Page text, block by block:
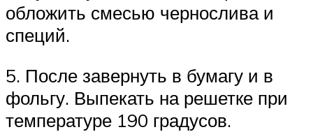
обложить смесью чернослива и
специй.
5. После завернуть в бумагу и в
фольгу. Выпекать на решетке при
температуре 190 градусов.